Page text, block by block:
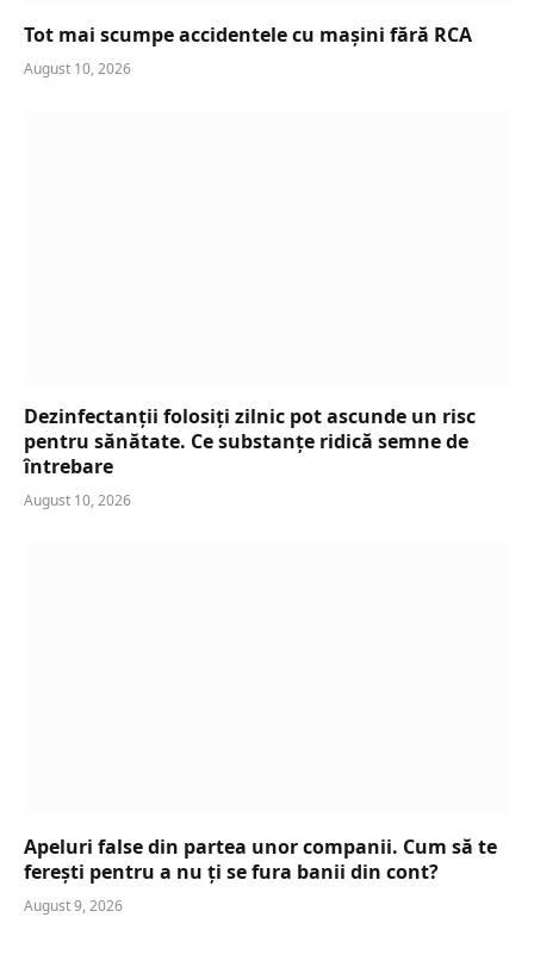
Tot mai scumpe accidentele cu mașini fără RCA
August 10, 2026
Dezinfectanții folosiți zilnic pot ascunde un risc
pentru sănătate. Ce substanțe ridică semne de
întrebare
August 10, 2026
Apeluri false din partea unor companii. Cum să te
ferești pentru a nu ți se fura banii din cont?
August 9, 2026